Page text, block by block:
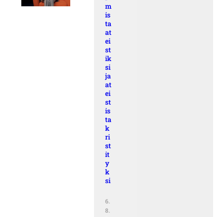
m
is
ta
at
ei
st
ik
si
ja
at
ei
st
is
ta
k
ri
st
it
y
k
si
6.
8.